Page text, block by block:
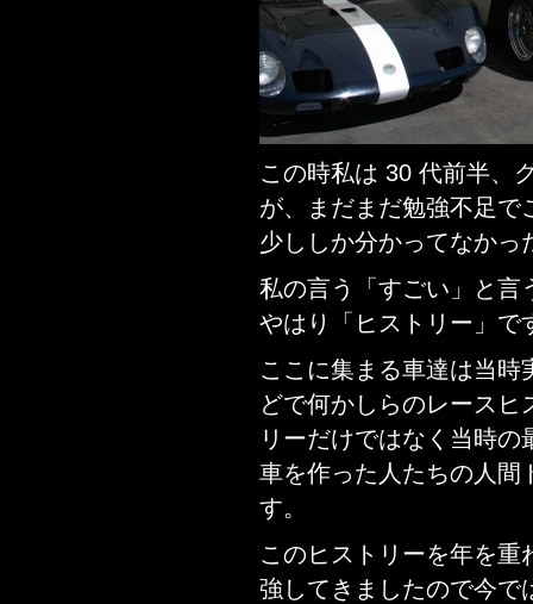
この時私は 30 代前半、
が、まだまだ勉強不足で
少ししか分かってなかっ
私の言う「すごい」と言
やはり「ヒストリー」で
ここに集まる車達は当
どで何かしらのレース
リーだけではなく当時
車を作った人たちの人間
す。
このヒストリーを年を
強してきましたので今で